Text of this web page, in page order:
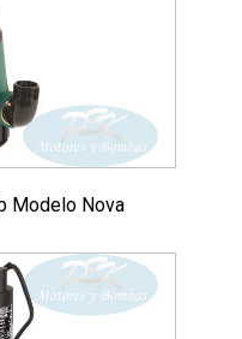
Modelo Nova